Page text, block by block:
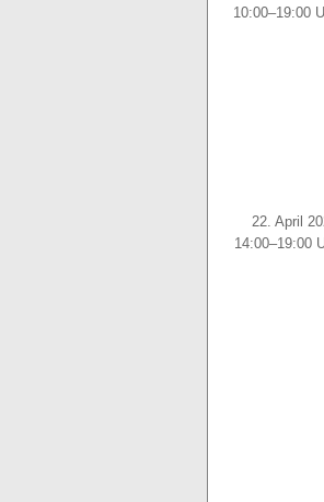
10:00–19:00
22. April
14:00–19:00